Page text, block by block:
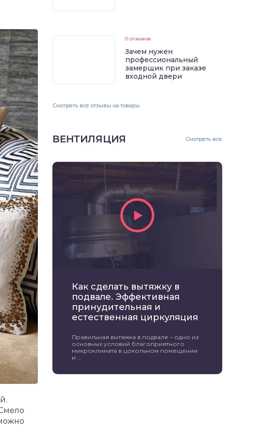
0 отзывов
Зачем нужен
профессиональный
замерщик при заказе
входной двери
Смотреть все отзывы на товары
ВЕНТИЛЯЦИЯ Смотреть все
Как сделать вытяжку в
подвале. Эффективная
принудительная и
естественная циркуляция
Правильная вытяжка в подвале – одно из
основных условий благоприятного
микроклимата в цокольном помещении
и ...